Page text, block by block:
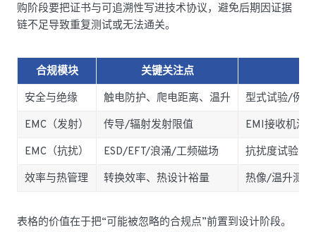
购阶段要把证书与可追溯性写进技术协议，避免后期因证据
链不足导致重复测试或无法通关。
合规模块
关键关注点
安全与绝缘
触电防护、爬电距离、温升
型式试验/例
EMC（发射）
传导/辐射发射限值
EMI接收机测
EMC（抗扰）
ESD/EFT/浪涌/工频磁场
抗扰度试验、
效率与热管理
转换效率、热设计裕量 热像/温升测
表格的价值在于把“可能被忽略的合规点”前置到设计阶段。